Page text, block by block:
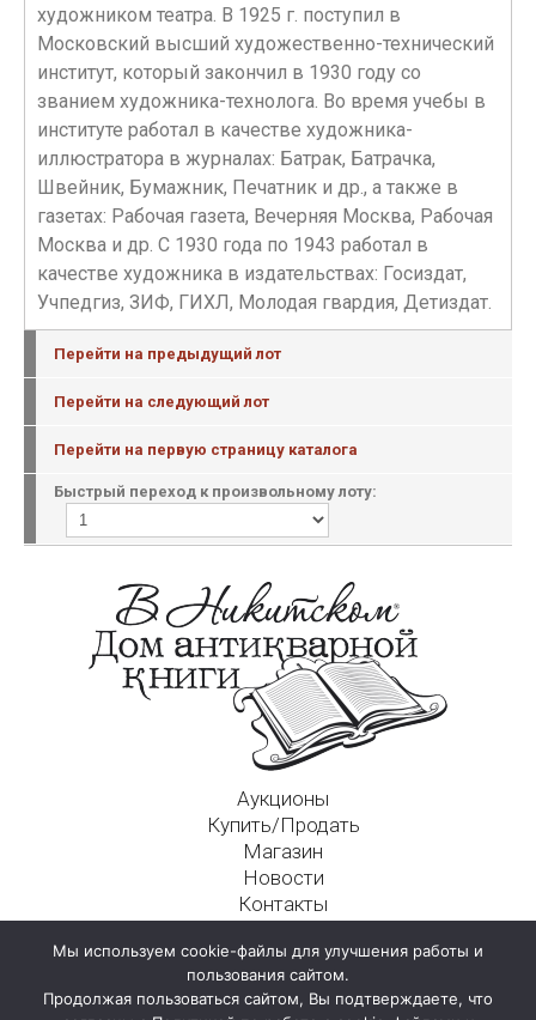
художником театра. В 1925 г. поступил в
Московский высший художественно-технический
институт, который закончил в 1930 году со
званием художника-технолога. Во время учебы в
институте работал в качестве художника-
иллюстратора в журналах: Батрак, Батрачка,
Швейник, Бумажник, Печатник и др., а также в
газетах: Рабочая газета, Вечерняя Москва, Рабочая
Москва и др. С 1930 года по 1943 работал в
качестве художника в издательствах: Госиздат,
Учпедгиз, ЗИФ, ГИХЛ, Молодая гвардия, Детиздат.
Перейти на предыдущий лот
Перейти на следующий лот
Перейти на первую страницу каталога
Быстрый переход к произвольному лоту:
Аукционы
Купить/Продать
Магазин
Новости
Контакты
125009, г. Москва, Никитский пер., д. 4а, стр. 1
Мы используем cookie-файлы для улучшения работы и
пользования сайтом.
Продолжая пользоваться сайтом, Вы подтверждаете, что